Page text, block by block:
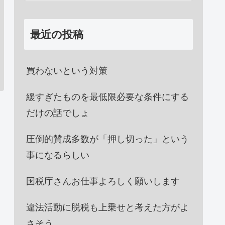
最近の投稿
買わないという対策
緩すぎたものを最低限必要な条件にする
だけの話でしょ
圧倒的賛成多数が「押し切った」という
事になるらしい
国税庁さんお仕事よろしく願いします
違法活動に脱税も上乗せと考えた方がよ